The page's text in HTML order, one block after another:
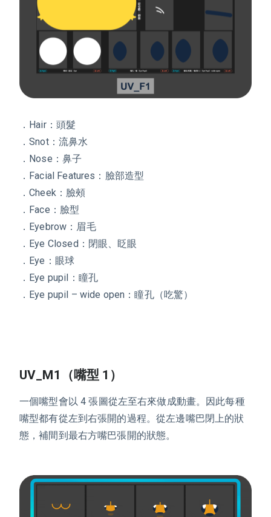
．Hair：頭髮
．Snot：流鼻水
．Nose：鼻子
．Facial Features：臉部造型
．Cheek：臉頰
．Face：臉型
．Eyebrow：眉毛
．Eye Closed：閉眼、眨眼
．Eye：眼球
．Eye pupil：瞳孔
．Eye pupil – wide open：瞳孔（吃驚）
UV_M1（嘴型 1）
一個嘴型會以 4張圖從左至右來做成動畫。因此每種
嘴型都有從左到右張開的過程。從左邊嘴巴閉上的狀
態，補間到最右方嘴巴張開的狀態。